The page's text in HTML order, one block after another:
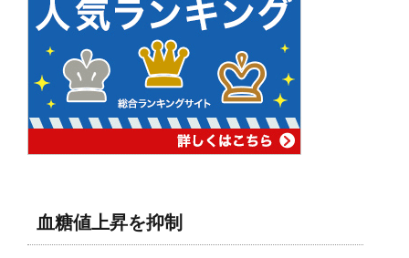
血糖値上昇を抑制